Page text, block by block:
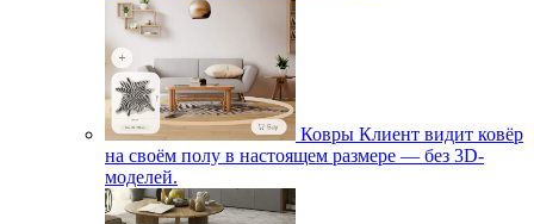
Ковры Клиент видит ковёр
на своём полу в настоящем размере — без 3D-
моделей.